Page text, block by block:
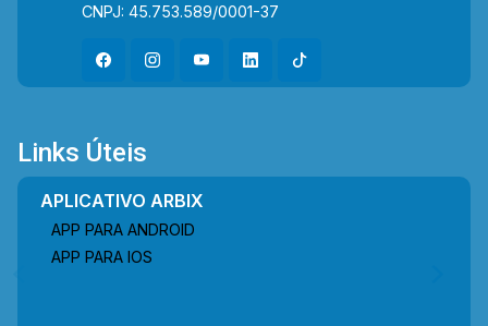
CNPJ: 45.753.589/0001-37
Links Úteis
APLICATIVO ARBIX
APP PARA ANDROID
APP PARA IOS